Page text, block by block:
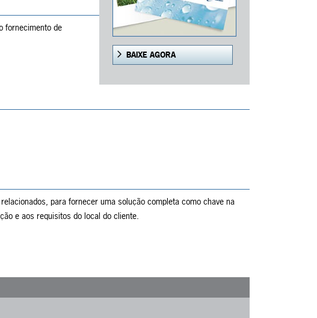
BAIXE AGORA
fornecimento de
para fornecer uma solução completa como chave na
e aos requisitos do local do cliente.